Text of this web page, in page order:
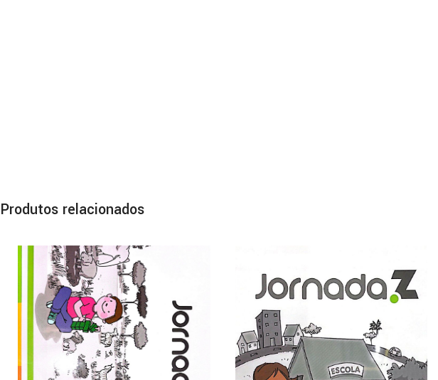
Produtos relacionados